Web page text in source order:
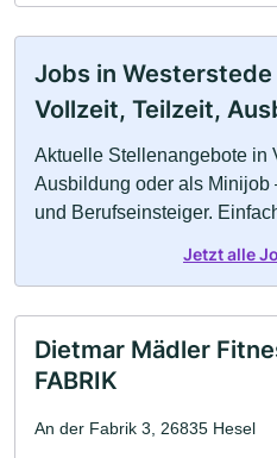
Jobs in
Vollzeit, Teilzeit,
Aktuelle Stellenangebote in
Ausbildung oder als Minijob
und Berufseinsteiger.
Jetzt alle
Dietmar Mädler
FABRIK
An der Fabrik 3, 26835 Hesel